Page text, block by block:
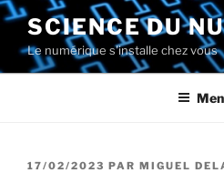
Aller
contenu
principal
SCIENCE DU
Le numérique s'installe chez vous
PUBLIÉ
17/02/2023 PAR MIGUEL